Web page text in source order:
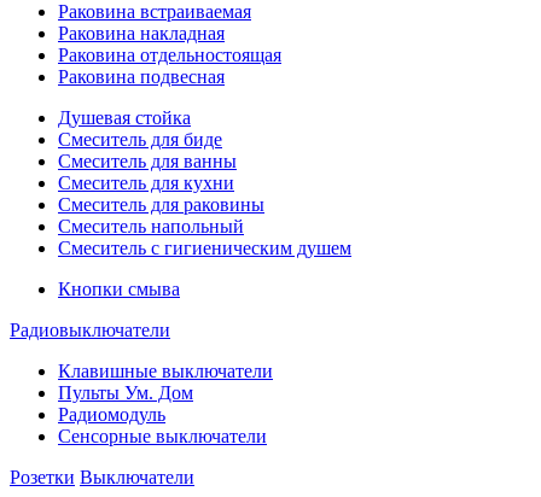
Раковина встраиваемая
Раковина накладная
Раковина отдельностоящая
Раковина подвесная
Душевая стойка
Смеситель для биде
Смеситель для ванны
Смеситель для кухни
Смеситель для раковины
Смеситель напольный
Смеситель с гигиеническим душем
Кнопки смыва
Радиовыключатели
Клавишные выключатели
Пульты Ум. Дом
Радиомодуль
Сенсорные выключатели
Розетки Выключатели